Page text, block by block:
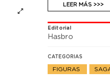
el personaje
figuras de
colecciones de
LEER MÁS >>>
Editorial
Hasbro
CATEGORIAS
FIGURAS